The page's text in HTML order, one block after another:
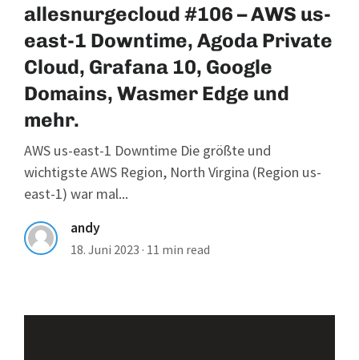
allesnurgecloud #106 – AWS us-
east-1 Downtime, Agoda Private
Cloud, Grafana 10, Google
Domains, Wasmer Edge und
mehr.
AWS us-east-1 Downtime Die größte und
wichtigste AWS Region, North Virgina (Region us-
east-1) war mal...
andy
18. Juni 2023 · 11 min read